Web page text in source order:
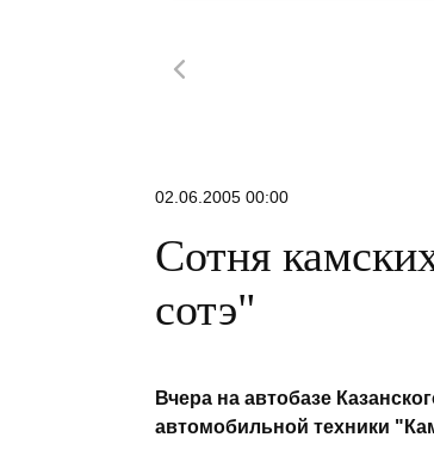
02.06.2005 00:00
Сотня
сотэ"
Вчера на автобазе
автомобильной техники